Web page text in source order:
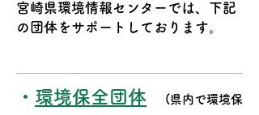
宮崎県環境情報センターでは、下記
の団体をサポートしております。
・ 環境保全団体
(県内で環境保